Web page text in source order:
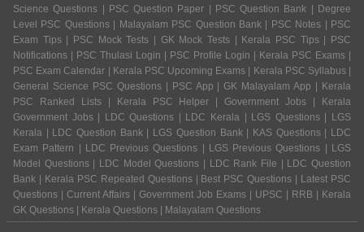
Science Questions | PSC Question Paper | PSC Question Bank | Degree
Level PSC Questions | Malayalam PSC Question Bank | PSC Notes | PSC
Exam Tips | PSC Mock Tests | GK Mock Tests | Kerala PSC Tips | PSC
Notifications | PSC Thulasi Login | PSC Profile Login | Kerala PSC Exams |
PSC Exam Calendar | Kerala PSC Upcoming Exams | Kerala PSC Syllabus |
General Science PSC Questions | PSC App | GK Malayalam App | Kerala
PSC Ranked Lists | Kerala PSC Helper | Government Jobs | Kerala
Government Jobs | LDC Questions | LDC Kerala | LGS Questions | LGS
Kerala | LDC Question Bank | LGS Question Bank | KAS Questions | LDC
Exam Pattern | LDC Previous Questions | LGS Previous Questions | LGS
Model Questions | LDC Model Questions | LDC Rank File | LDC Question
Bank | Kerala PSC Repeated Questions | Best PSC Questions | Latest PSC
Questions | Current Affairs | Government Job Exams | UPSC | RRB | Kerala
GK Questions | Kerala Questions | Malayalam Questions